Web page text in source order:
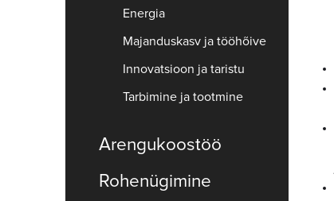
Energia
Majanduskasv ja tööhõive
Innovatsioon ja taristu
Tarbimine ja tootmine
Arengukoostöö
Rohenügimine